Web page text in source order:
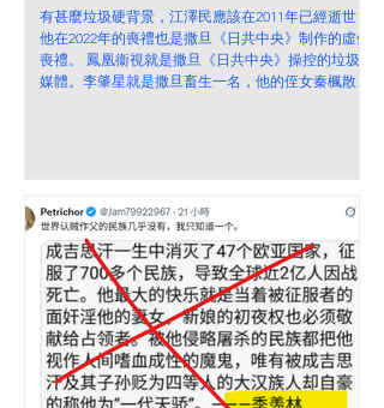
有甚麼垃圾硬背景，江澤民應該在2011年已經逝世，
他在2022年的喪禮也是撒旦《日共中央》制作的虛假
喪禮。 鳳凰衞視就是撒旦《日共中央》操控的垃圾
媒體。李肇星就是撒旦畜生一名，他的侄女秦楓散播